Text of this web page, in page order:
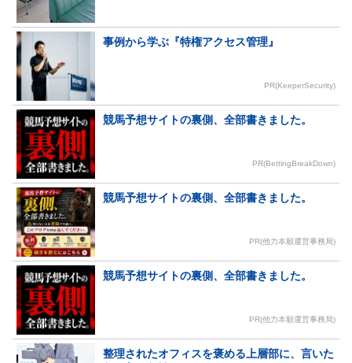
事例から学ぶ『特権アクセス管理』
PR(KeeperSecurity)
競馬予想サイトの裏側、全部書きました。
PR(BettingBreakDown)
競馬予想サイトの裏側、全部書きました。
PR(他力本願運営事務局)
競馬予想サイトの裏側、全部書きました。
PR(他力本願運営事務局)
整理されたオフィスを褒める上層部に、言いた